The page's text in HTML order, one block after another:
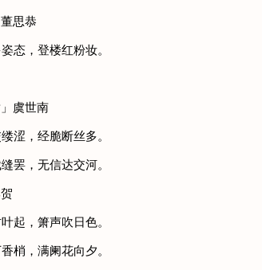
思恭
，登楼红粉妆。
虞世南
，经脆断丝多。
，无信达交河。
，箫声吹日色。
，满阑花向夕。